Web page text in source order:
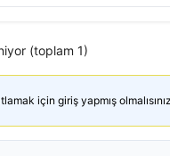
(toplam 1)
için giriş yapmış